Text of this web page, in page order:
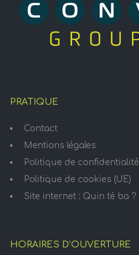
PRATIQUE
Contact
Mentions légales
Politique de confidentialité
Politique de cookies (UE)
Site internet : Quin té ba ?
HORAIRES D’OUVERTURE